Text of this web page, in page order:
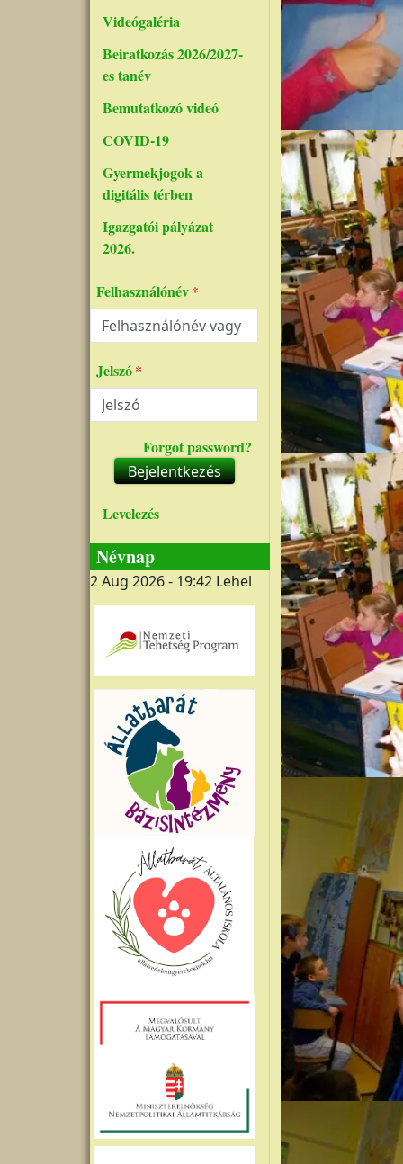
Videógaléria
Beiratkozás 2026/2027-
es tanév
Bemutatkozó videó
COVID-19
Gyermekjogok a
digitális térben
Igazgatói pályázat
2026.
Felhasználónév
Jelszó
Forgot password?
Bejelentkezés
Levelezés
Névnap
2 Aug 2026 - 19:42 Lehel
Kép
Kép